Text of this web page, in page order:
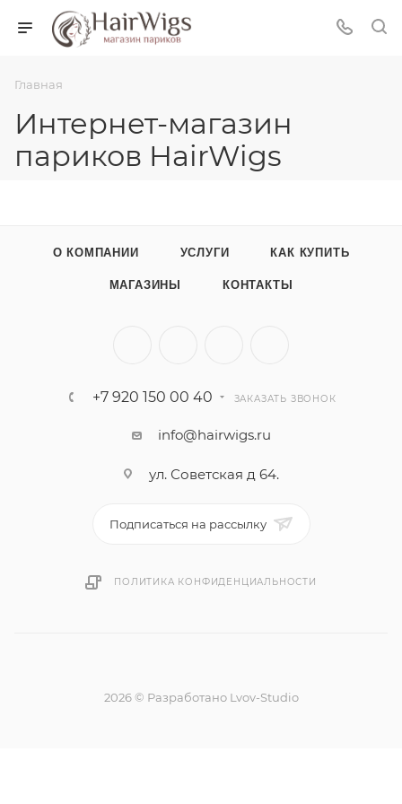
Главная
Интернет-магазин
париков HairWigs
О КОМПАНИИ УСЛУГИ КАК КУПИТЬ
МАГАЗИНЫ КОНТАКТЫ
+7 920 150 00 40 ЗАКАЗАТЬ ЗВОНОК
info@hairwigs.ru
ул. Советская д 64.
Подписаться на рассылку
ПОЛИТИКА КОНФИДЕНЦИАЛЬНОСТИ
2026 © Разработано Lvov-Studio